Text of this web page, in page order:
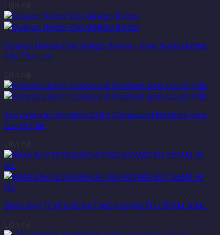
Ouayun Herbal One Ginkgo Biloba – Hoạt huyết dưỡng
não Thái Lan
Kẹo ngậm ho Abhaibhubejhr Compound Makham-pom
Cough Pills
SNAILWHITE REJUVENATING ADVANCED CREAM 30ML